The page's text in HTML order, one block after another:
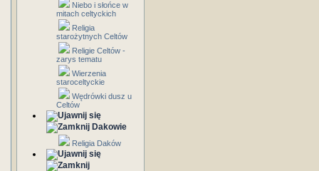
Niebo i słońce w
mitach celtyckich
Religia
starożytnych Celtów
Religie Celtów -
zarys tematu
Wierzenia
staroceltyckie
Wędrówki dusz u
Celtów
Dakowie
Religia Daków